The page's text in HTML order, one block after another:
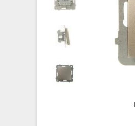
Oprawy oświetleniowe
Pompy ciepła